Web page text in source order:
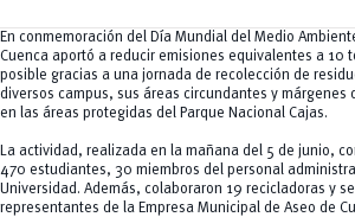
En conmemoración del Día Mundial del Medio
Cuenca aportó a reducir emisiones equivalentes a 10
posible gracias a una jornada de recolección de
diversos campus, sus áreas circundantes y márgenes
en las áreas protegidas del Parque Nacional Cajas.
La actividad, realizada en la mañana del 5 de junio,
470 estudiantes, 30 miembros del personal
Universidad. Además, colaboraron 19 recicladoras y
representantes de la Empresa Municipal de Aseo de